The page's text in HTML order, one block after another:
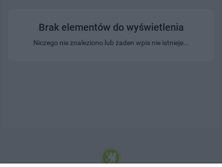
Brak elementów do wyświetlenia
Niczego nie znaleziono lub żaden wpis nie istnieje...